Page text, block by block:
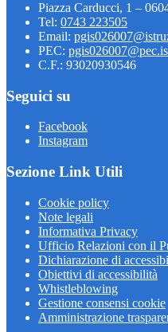
Piazza Carducci, 1 –
Tel: 0743 223505
Email:
PEC:
C.F.: 93020930546
Seguici su
Facebook
Instagram
Sezione Link Utili
Cookie policy
Note legali
Informativa Privacy
Ufficio Relazioni con il
Dichiarazione di
Obiettivi di accessibilità
Whistleblowing
Gestione consensi cookie
Amministrazione